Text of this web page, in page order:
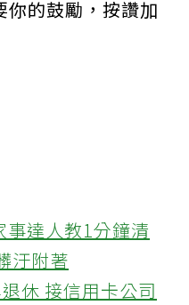
的鼓勵，按讚加
達人教1分鐘清
汙附著
休 接信用卡公司